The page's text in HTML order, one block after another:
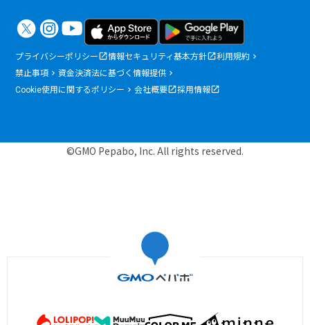
プライバシーポリシー 情報セキュリティ基本方針
利用規約
禁止事項
資金決済法に基づく情報提供
Cookie使用に関するポリシー
会社概要 採用情報
©GMO Pepabo, Inc. All rights reserved.